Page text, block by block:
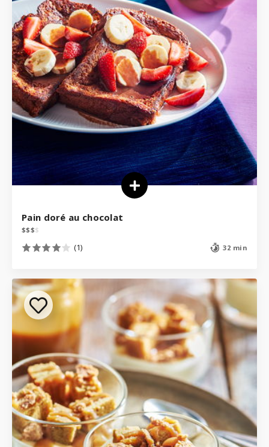
Pain doré au chocolat
$$$$
(1) 32 min